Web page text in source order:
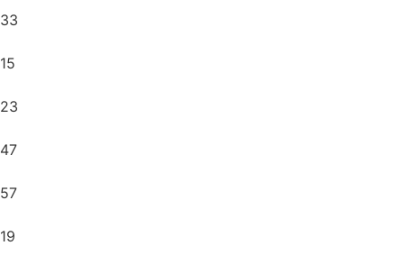
33
15
23
47
57
19